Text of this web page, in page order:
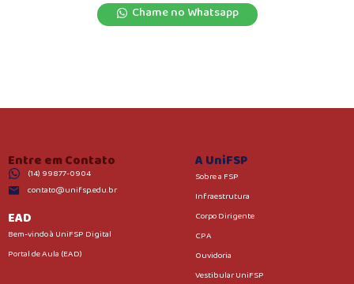
Chame no Whatsapp
Entre em Contato
(14) 99877-0904
contato@unifsp.edu.br
EAD
Bem-vindo à UniFSP Digital
Portal de Aula (EAD)
A UniFSP
Sobre a FSP
Infraestrutura
Corpo Dirigente
CPA
Ouvidoria
Vestibular UniFSP